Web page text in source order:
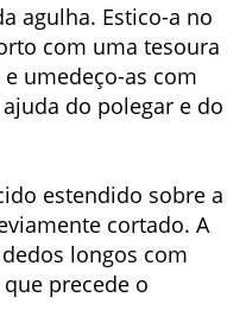
agulha. Estico-a no
com uma tesoura
umedeço-as com
do polegar e do
estendido sobre a
cortado. A
longos com
precede o